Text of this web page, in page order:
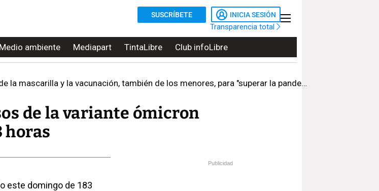
SUSCRÍBETE INICIA SESIÓN
Transparencia total
Medio ambiente Mediapart TintaLibre Club infoLibre
mascarilla y la vacunación, también de los menores, para "superar la pandemia"
de la variante ómicron
horas
este domingo de 183
Publicidad